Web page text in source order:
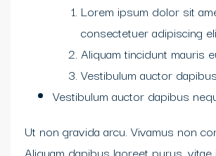
Lorem ipsum dolor sit
consectetuer adipiscing
Aliquam tincidunt mauris
Vestibulum auctor
Vestibulum auctor dapibus
Ut non gravida arcu. Vivamus non
Aliquam dapibus laoreet purus,